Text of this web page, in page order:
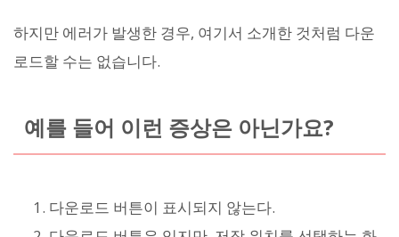
하지만 에러가 발생한 경우, 여기서 소개한 것처럼 다운
로드할 수는 없습니다.
예를 들어 이런 증상은 아닌가요?
다운로드 버튼이 표시되지 않는다.